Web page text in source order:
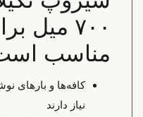
۷۰۰ میل
مناسب
کافه‌ها و بارهای
نیاز دارند